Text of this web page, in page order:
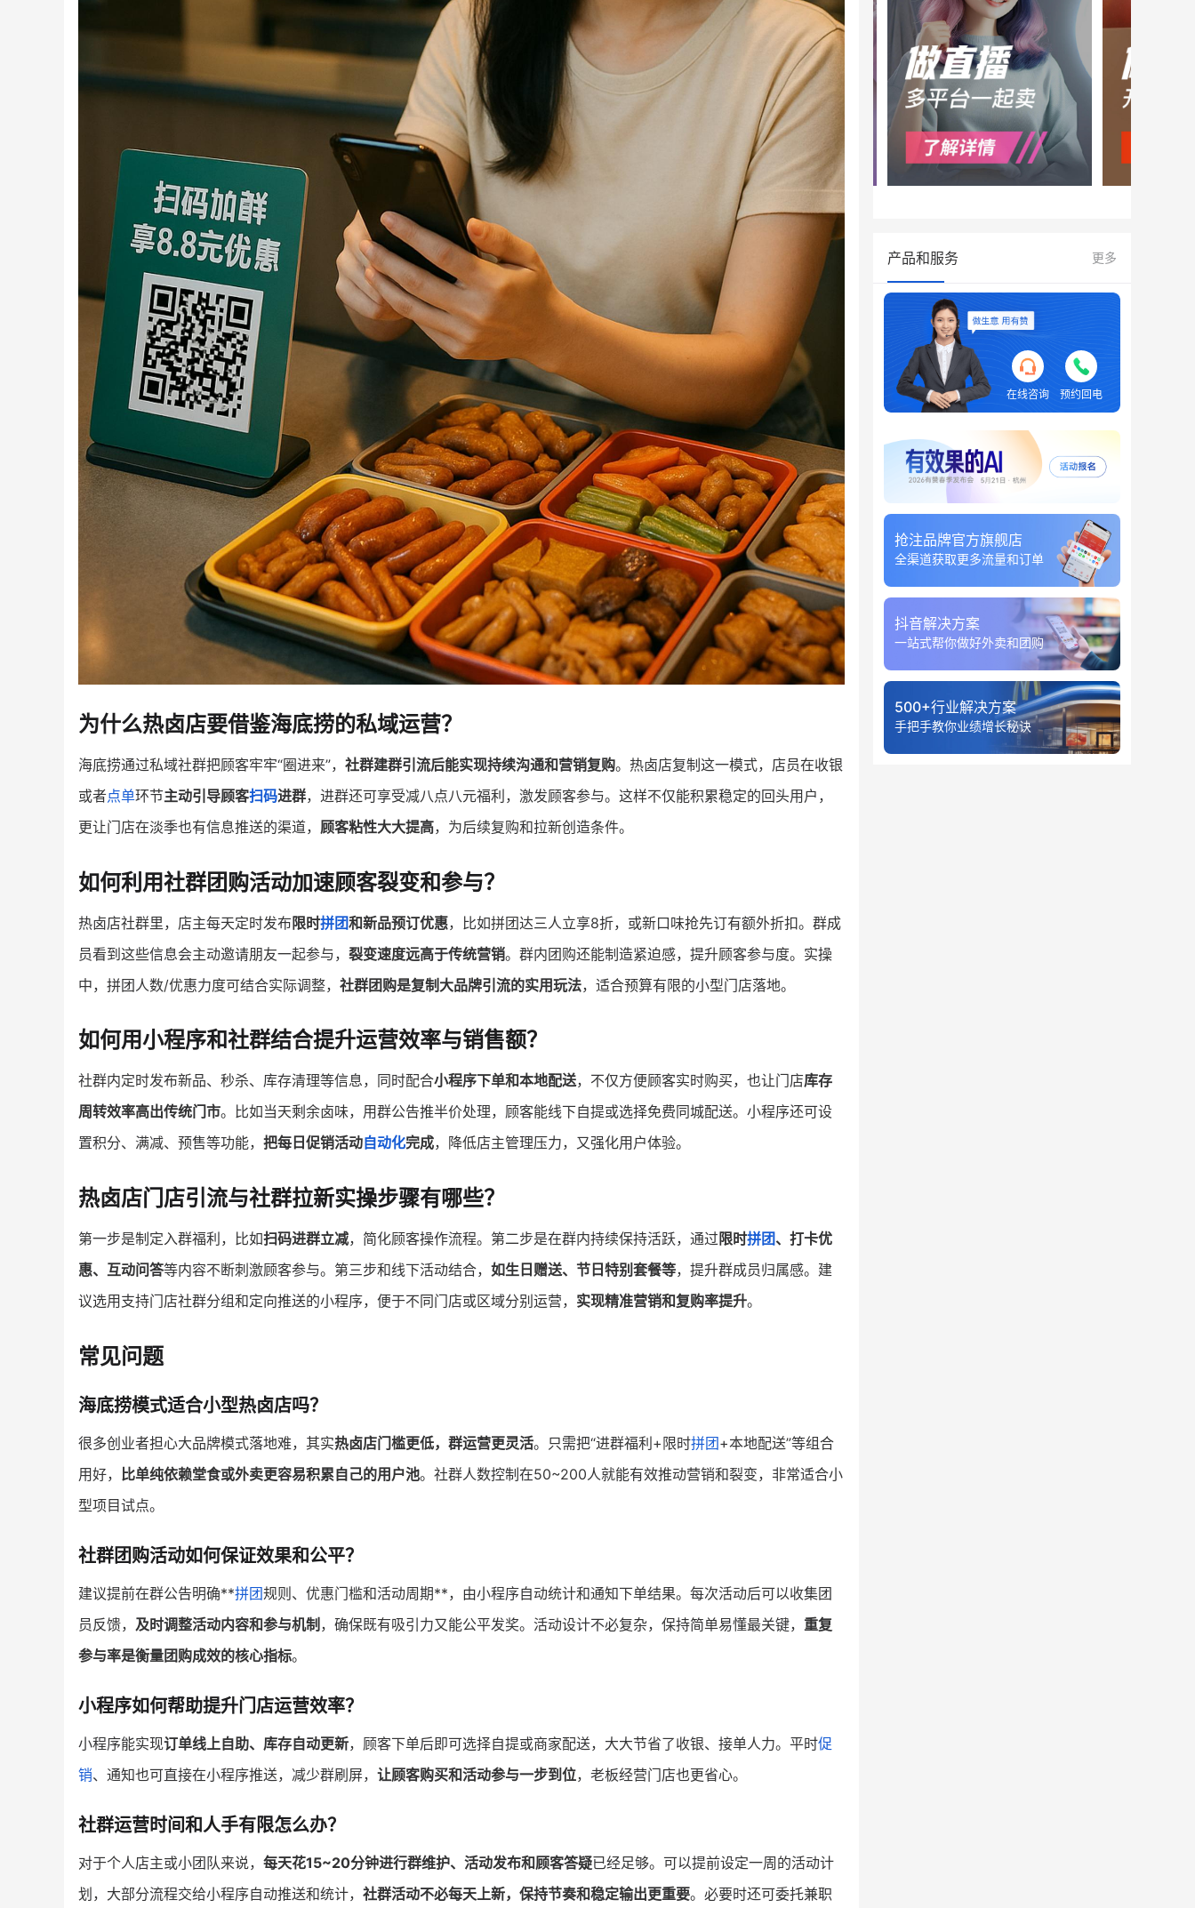
为什么热卤店要借鉴海底捞的私域运营？
海底捞通过私域社群把顾客牢牢“圈进来”， 社群建群引流后能实现持续沟通和营销复购。热卤店复制这一模式，店员在收银
或者点单环节主动引导顾客扫码进群，进群还可享受减八点八元福利，激发顾客参与。这样不仅能积累稳定的回头用户，
更让门店在淡季也有信息推送的渠道， 顾客粘性大大提高，为后续复购和拉新创造条件。
如何利用社群团购活动加速顾客裂变和参与？
热卤店社群里，店主每天定时发布限时拼团和新品预订优惠，比如拼团达三人立享8折，或新口味抢先订有额外折扣。群成
员看到这些信息会主动邀请朋友一起参与， 裂变速度远高于传统营销。群内团购还能制造紧迫感，提升顾客参与度。实操
中，拼团人数/优惠力度可结合实际调整， 社群团购是复制大品牌引流的实用玩法，适合预算有限的小型门店落地。
如何用小程序和社群结合提升运营效率与销售额？
社群内定时发布新品、秒杀、库存清理等信息，同时配合小程序下单和本地配送，不仅方便顾客实时购买，也让门店库存
周转效率高出传统门市。比如当天剩余卤味，用群公告推半价处理，顾客能线下自提或选择免费同城配送。小程序还可设
置积分、满减、预售等功能， 把每日促销活动自动化完成，降低店主管理压力，又强化用户体验。
热卤店门店引流与社群拉新实操步骤有哪些？
第一步是制定入群福利，比如扫码进群立减，简化顾客操作流程。第二步是在群内持续保持活跃，通过 限时拼团、打卡优
惠、互动问答等内容不断刺激顾客参与。第三步和线下活动结合， 如生日赠送、节日特别套餐等，提升群成员归属感。建
议选用支持门店社群分组和定向推送的小程序，便于不同门店或区域分别运营， 实现精准营销和复购率提升。
常见问题
海底捞模式适合小型热卤店吗？
很多创业者担心大品牌模式落地难，其实热卤店门槛更低，群运营更灵活。只需把“进群福利+限时拼团+本地配送”等组合
用好，
比单纯依赖堂食或外卖更容易积累自己的用户池。社群人数控制在50~200人就能有效推动营销和裂变，非常适合小
型项目试点。
社群团购活动如何保证效果和公平？
建议提前在群公告明确**拼团规则、优惠门槛和活动周期**，由小程序自动统计和通知下单结果。每次活动后可以收集团
员反馈， 及时调整活动内容和参与机制 ，确保既有吸引力又能公平发奖。活动设计不必复杂，保持简单易懂最关键， 重复
参与率是衡量团购成效的核心指标。
小程序如何帮助提升门店运营效率？
小程序能实现订单线上自助、库存自动更新，顾客下单后即可选择自提或商家配送，大大节省了收银、接单人力。平时促
销、通知也可直接在小程序推送，减少群刷屏， 让顾客购买和活动参与一步到位，老板经营门店也更省心。
社群运营时间和人手有限怎么办？
对于个人店主或小团队来说， 每天花15~20分钟进行群维护、活动发布和顾客答疑已经足够。可以提前设定一周的活动计
划，大部分流程交给小程序自动推送和统计， 社群活动不必每天上新，保持节奏和稳定输出更重要。必要时还可委托兼职
产品和服务 更多
在线咨询 预约回电
抢注品牌官方旗舰店
全渠道获取更多流量和订单
抖音解决方案
一站式帮你做好外卖和团购
500+行业解决方案
手把手教你业绩增长秘诀